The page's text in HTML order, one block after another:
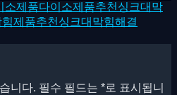
소제품다이소제품추천 싱크대막
제품추천 싱크대막힘해결
니다. 필수 필드는 *로 표시됩니